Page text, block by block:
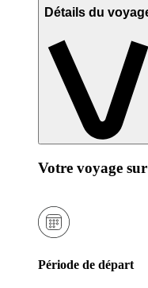
Détails du
Votre voyage
Période de départ